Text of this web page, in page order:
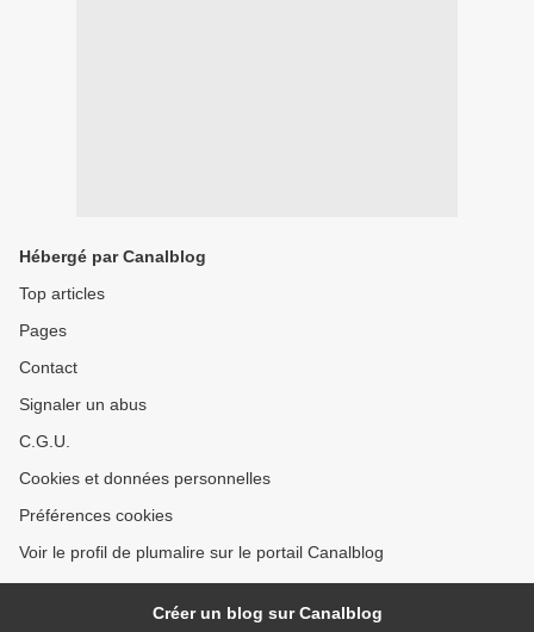
Hébergé par Canalblog
Top articles
Pages
Contact
Signaler un abus
C.G.U.
Cookies et données personnelles
Préférences cookies
Voir le profil de plumalire sur le portail Canalblog
Créer un blog sur Canalblog